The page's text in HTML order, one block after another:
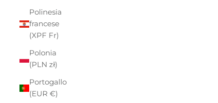
Polinesia
francese
(XPF Fr)
Polonia
(PLN zł)
Portogallo
(EUR €)